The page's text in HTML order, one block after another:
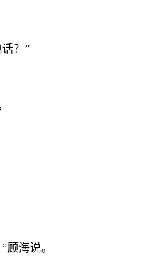
？”
海说。